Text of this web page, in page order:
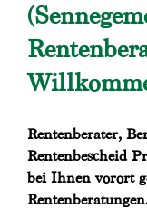
Rentenberater,
Rentenbescheid
bei Ihnen vorort